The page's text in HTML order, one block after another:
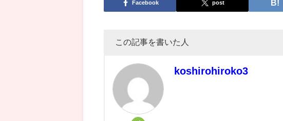
Facebook post
この記事を書いた人
koshirohiroko3